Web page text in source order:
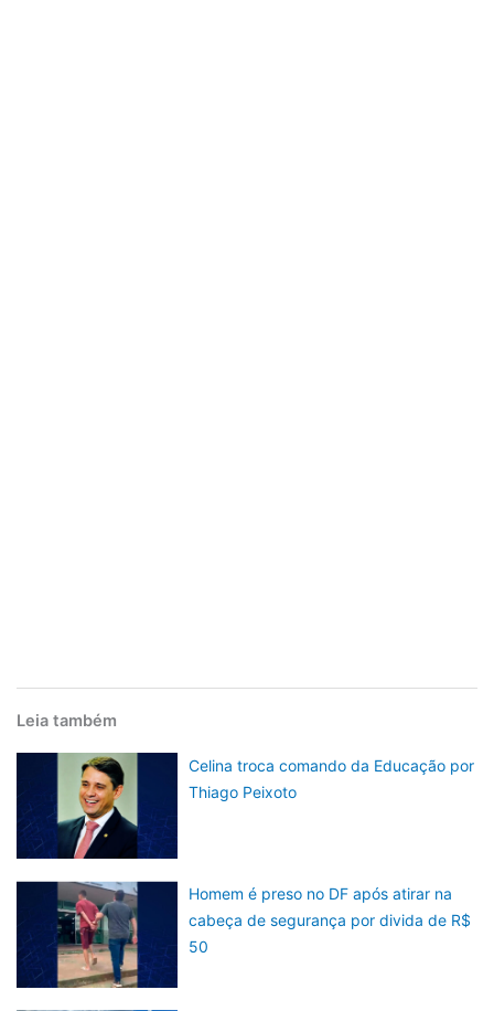
Leia também
Celina troca comando da Educação por
Thiago Peixoto
Homem é preso no DF após atirar na
cabeça de segurança por divida de R$
50